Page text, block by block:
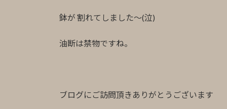
鉢が 割れてしました〜(泣)
油断は禁物ですね。
ブログにご訪問頂きありがとうございます